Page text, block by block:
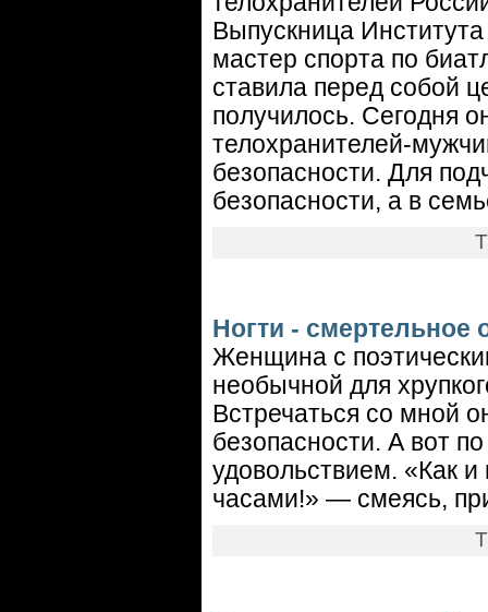
Выпускница
мастер спорта по
ставила перед собой
получилось. Сегодня
телохранителей-
безопасности. Для
безопасности, а в
Ногти - смертельное
Женщина с
необычной для
Встречаться со мной
безопасности. А вот
удовольствием. «Как
часами!» — смеясь,